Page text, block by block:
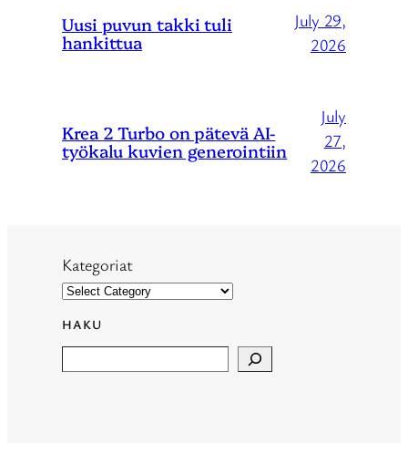
Uusi puvun takki tuli
hankittua
July 29,
2026
Krea 2 Turbo on pätevä AI-
työkalu kuvien generointiin
July
27,
2026
Kategoriat
HAKU